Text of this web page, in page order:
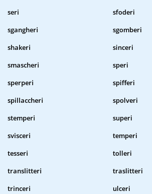
seri
sfoderi
sgangheri
sgomberi
shakeri
sinceri
smascheri
speri
sperperi
spifferi
spillaccheri
spolveri
stemperi
superi
svisceri
temperi
tesseri
tolleri
translitteri
traslitteri
trinceri
ulceri